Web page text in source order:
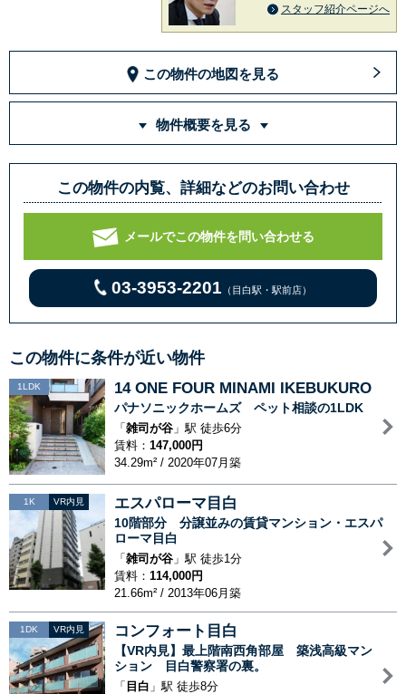
スタッフ紹介ページへ
この物件の地図を見る
物件概要を見る
この物件の内覧、詳細などのお問い合わせ
メールでこの物件を問い合わせる
03-3953-2201 （目白駅・駅前店）
この物件に条件が近い物件
1LDK 14 ONE FOUR MINAMI IKEBUKURO
パナソニックホームズ ペット相談の1LDK
「 雑司が谷 」駅 徒歩6分
賃料： 147,000円
34.29m² / 2020年07月築
1K VR内見 エスパローマ目白
10階部分 分譲並みの賃貸マンション・エスパ
ローマ目白
「 雑司が谷 」駅 徒歩1分
賃料： 114,000円
21.66m² / 2013年06月築
1DK VR内見 コンフォート目白
【VR内見】最上階南西角部屋 築浅高級マン
ション 目白警察署の裏。
「 目白 」駅 徒歩8分